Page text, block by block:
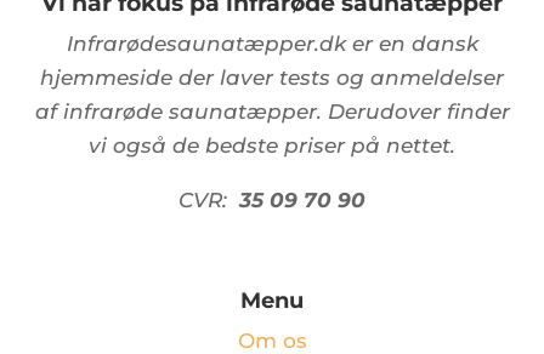
Infrarødesaunatæpper.dk er en dansk
hjemmeside der laver tests og anmeldelser
af infrarøde saunatæpper. Derudover finder
vi også de bedste priser på nettet.
CVR: 35 09 70 90
Menu
Om os